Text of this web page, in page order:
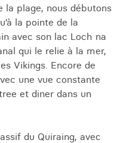
la plage, nous débutons
la pointe de la
avec son lac Loch na
qui le relie à la mer,
Vikings. Encore de
une vue constante
et diner dans un
du Quiraing, avec